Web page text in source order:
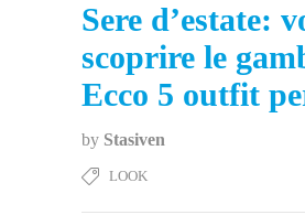
Sere d’estate:
scoprire le
Ecco 5 outfit
by Stasiven
LOOK